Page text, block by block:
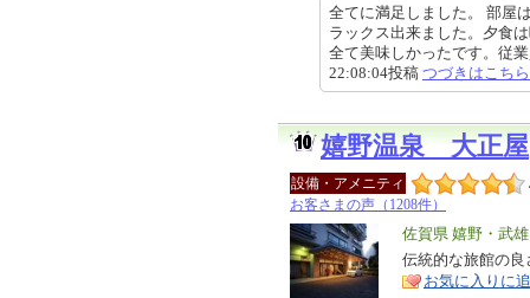
全てに満足しました。 部屋
ラックス出来ました。夕食
全て美味しかったです。従
22:08:04投稿 つづきはこちら
嬉野温泉 大正屋
設備・アメニティ
お客さまの声（1208件）
エ
リ
ア
佐賀県 嬉野・武
特
徴
伝統的な旅館の
お気に入りに